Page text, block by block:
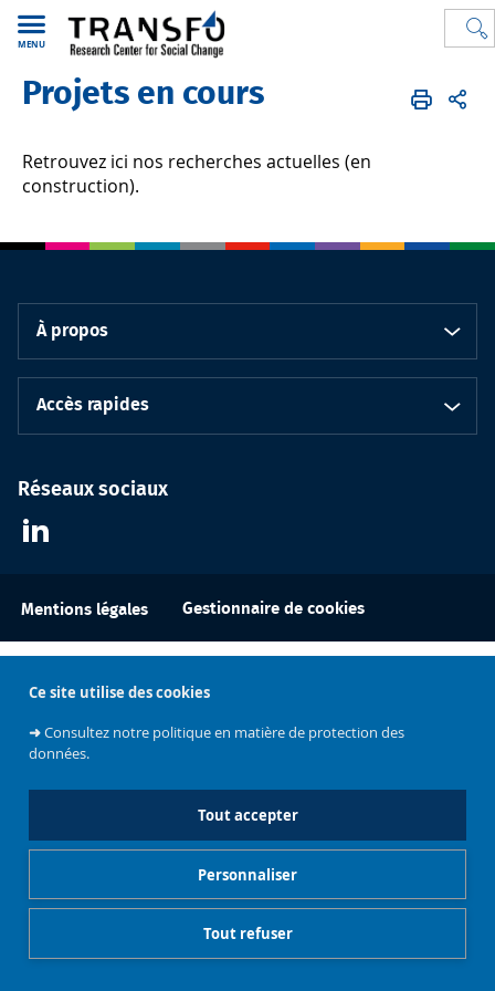
Ce site utilise des cookies
➜Consultez notre politique en matière de protection des
données.
Tout accepter
Tout refuser
Personnaliser
MENU
TRANSFO FR Recherches Elodie
Projets en cours
Retrouvez ici nos recherches actuelles (en
construction).
À propos
Accès rapides
Réseaux sociaux
Mentions légales Gestionnaire de cookies